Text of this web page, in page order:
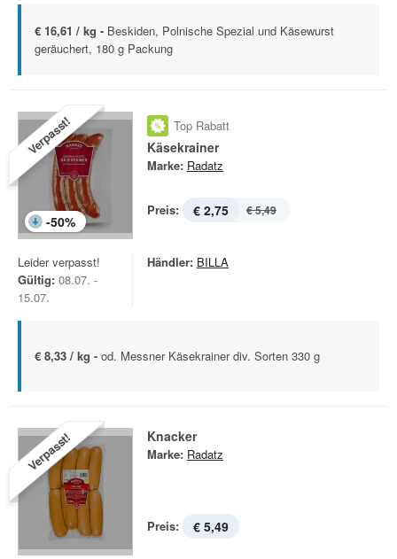
€ 16,61 / kg - Beskiden, Polnische Spezial und Käsewurst
geräuchert, 180 g Packung
Verpasst!
-50%
Top Rabatt
Käsekrainer
Marke: Radatz
Preis: € 2,75 € 5,49
Leider verpasst!
Gültig: 08.07. -
15.07.
Händler: BILLA
€ 8,33 / kg - od. Messner Käsekrainer div. Sorten 330 g
Verpasst! Knacker
Marke: Radatz
Preis: € 5,49